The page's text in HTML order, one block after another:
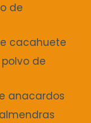
de
cacahuete
de
anacardos